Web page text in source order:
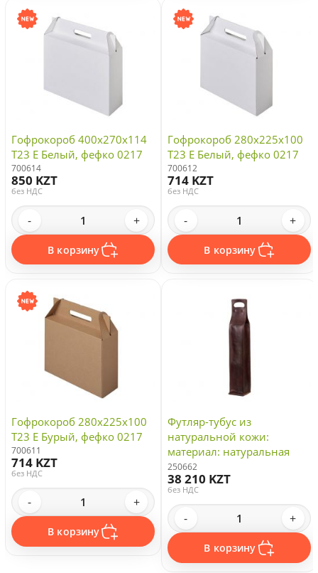
Гофрокороб 400х270х114
Т23 E Белый, фефко 0217
700614
850 KZT
без НДС
- +
В корзину
Гофрокороб 280х225х100
Т23 E Белый, фефко 0217
700612
714 KZT
без НДС
- +
В корзину
Гофрокороб 280х225х100
Т23 E Бурый, фефко 0217
700611
714 KZT
без НДС
- +
В корзину
Футляр-тубус из
натуральной кожи:
материал: натуральная
кожа КРС, цвет
коричневый
250662
38 210 KZT
без НДС
- +
В корзину